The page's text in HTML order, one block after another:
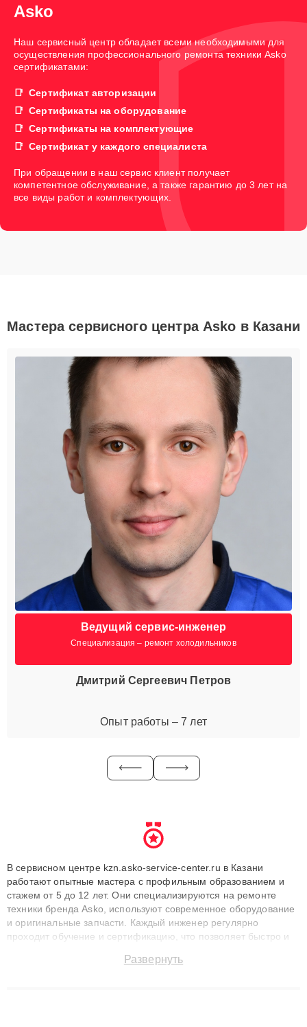
Asko
Наш сервисный центр обладает всеми необходимыми для
осуществления профессионального ремонта техники Asko
сертификатами:
Сертификат авторизации
Сертификаты на оборудование
Сертификаты на комплектующие
Сертификат у каждого специалиста
При обращении в наш сервис клиент получает
компетентное обслуживание, а также гарантию до 3 лет на
все виды работ и комплектующих.
Мастера сервисного центра Asko в Казани
Ведущий сервис-инженер
Специализация – ремонт холодильников
Дмитрий Сергеевич Петров
Опыт работы – 7 лет
В сервисном центре kzn.asko-service-center.ru в Казани
работают опытные мастера с профильным образованием и
стажем от 5 до 12 лет. Они специализируются на ремонте
техники бренда Asko, используют современное оборудование
и оригинальные запчасти. Каждый инженер регулярно
проходит обучение и сертификацию, что позволяет быстро и
сохранением гарантии до 3 лет. Наши мастера решают
Развернуть